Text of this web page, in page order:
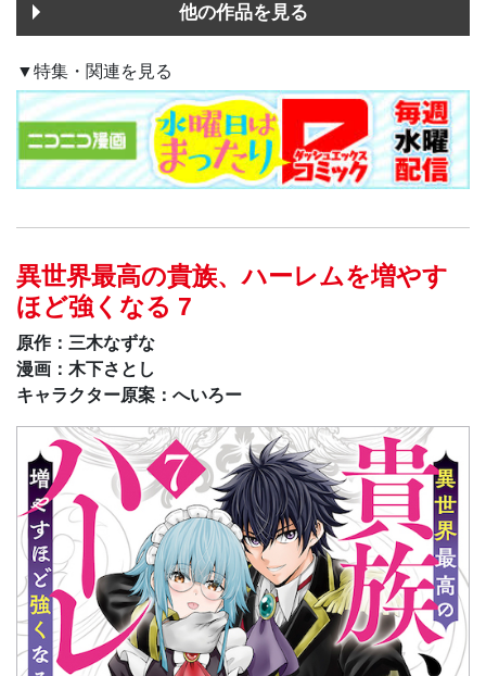
他の作品を見る
▼特集・関連を見る
異世界最高の貴族、ハーレムを増やす
ほど強くなる 7
原作：三木なずな
漫画：木下さとし
キャラクター原案：へいろー